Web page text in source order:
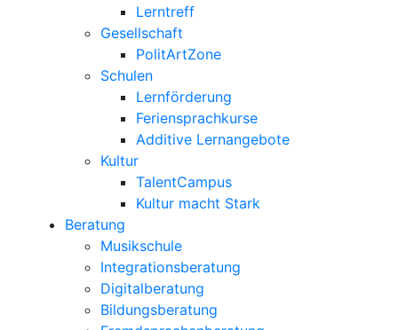
Lerntreff
Gesellschaft
PolitArtZone
Schulen
Lernförderung
Feriensprachkurse
Additive Lernangebote
Kultur
TalentCampus
Kultur macht Stark
Beratung
Musikschule
Integrationsberatung
Digitalberatung
Bildungsberatung